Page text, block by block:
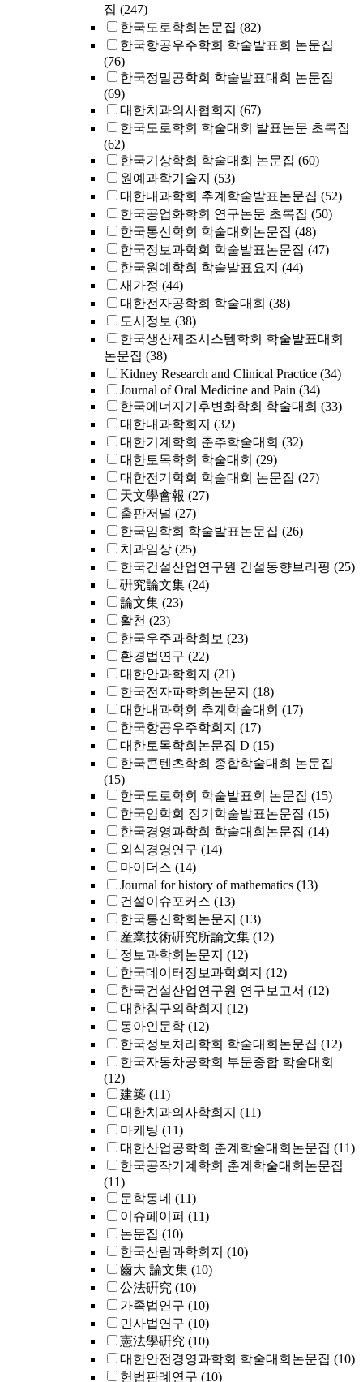
집 (247)
한국도로학회논문집 (82)
한국항공우주학회 학술발표회 논문집
(76)
한국정밀공학회 학술발표대회 논문집
(69)
대한치과의사협회지 (67)
한국도로학회 학술대회 발표논문 초록집
(62)
한국기상학회 학술대회 논문집 (60)
원예과학기술지 (53)
대한내과학회 추계학술발표논문집 (52)
한국공업화학회 연구논문 초록집 (50)
한국통신학회 학술대회논문집 (48)
한국정보과학회 학술발표논문집 (47)
한국원예학회 학술발표요지 (44)
새가정 (44)
대한전자공학회 학술대회 (38)
도시정보 (38)
한국생산제조시스템학회 학술발표대회
논문집 (38)
Kidney Research and Clinical Practice (34)
Journal of Oral Medicine and Pain (34)
한국에너지기후변화학회 학술대회 (33)
대한내과학회지 (32)
대한기계학회 춘추학술대회 (32)
대한토목학회 학술대회 (29)
대한전기학회 학술대회 논문집 (27)
天文學會報 (27)
출판저널 (27)
한국임학회 학술발표논문집 (26)
치과임상 (25)
한국건설산업연구원 건설동향브리핑 (25)
硏究論文集 (24)
論文集 (23)
활천 (23)
한국우주과학회보 (23)
환경법연구 (22)
대한안과학회지 (21)
한국전자파학회논문지 (18)
대한내과학회 추계학술대회 (17)
한국항공우주학회지 (17)
대한토목학회논문집 D (15)
한국콘텐츠학회 종합학술대회 논문집
(15)
한국도로학회 학술발표회 논문집 (15)
한국임학회 정기학술발표논문집 (15)
한국경영과학회 학술대회논문집 (14)
외식경영연구 (14)
마이더스 (14)
Journal for history of mathematics (13)
건설이슈포커스 (13)
한국통신학회논문지 (13)
産業技術硏究所論文集 (12)
정보과학회논문지 (12)
한국데이터정보과학회지 (12)
한국건설산업연구원 연구보고서 (12)
대한침구의학회지 (12)
동아인문학 (12)
한국정보처리학회 학술대회논문집 (12)
한국자동차공학회 부문종합 학술대회
(12)
建築 (11)
대한치과의사학회지 (11)
마케팅 (11)
대한산업공학회 춘계학술대회논문집 (11)
한국공작기계학회 춘계학술대회논문집
(11)
문학동네 (11)
이슈페이퍼 (11)
논문집 (10)
한국산림과학회지 (10)
齒大 論文集 (10)
公法硏究 (10)
가족법연구 (10)
민사법연구 (10)
憲法學硏究 (10)
대한안전경영과학회 학술대회논문집 (10)
헌법판례연구 (10)